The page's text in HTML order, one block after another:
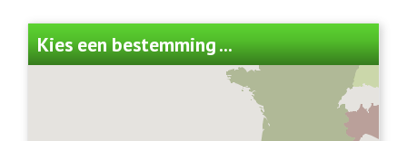
Kies een bestemming ...